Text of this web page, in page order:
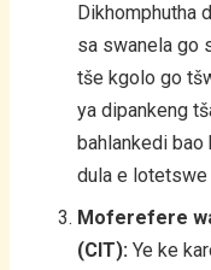
Dikhomphutha
sa swanela go
tše kgolo go
ya dipankeng
bahlankedi
dula e lotetswe
Moferefere
(CIT): Ye ke